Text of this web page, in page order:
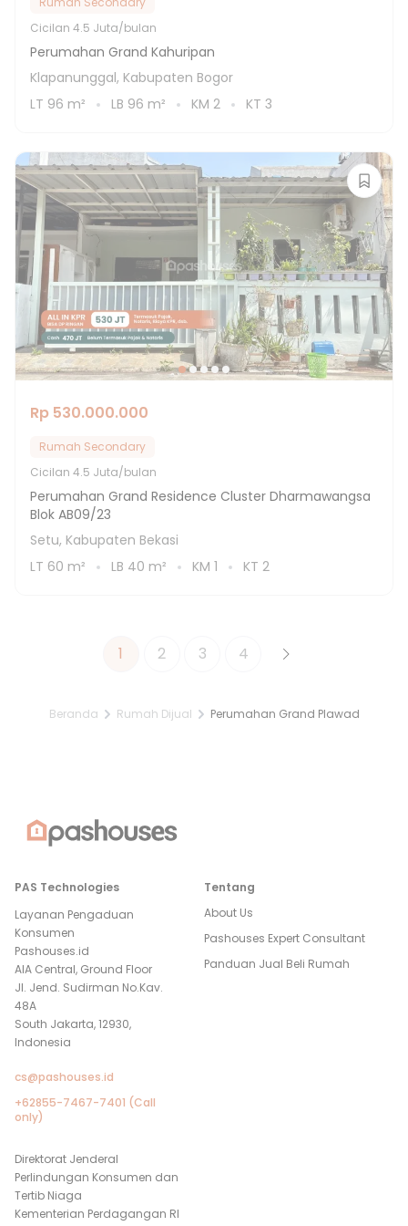
Cicilan 4.5 Juta/bulan
Perumahan Grand Kahuripan
Klapanunggal, Kabupaten Bogor
LT 96 m² LB 96 m² KM 2 KT 3
Rp 530.000.000
Rumah Secondary
Cicilan 4.5 Juta/bulan
Perumahan Grand Residence Cluster Dharmawangsa
Blok AB09/23
Setu, Kabupaten Bekasi
LT 60 m² LB 40 m² KM 1 KT 2
1 2 3 4
Beranda Rumah Dijual Perumahan Grand Plawad
PAS Technologies
Layanan Pengaduan
Konsumen
Pashouses.id
AIA Central, Ground Floor
Jl. Jend. Sudirman No.Kav.
48A
South Jakarta, 12930,
Indonesia
cs@pashouses.id
+62855-7467-7401 (Call
only)
Direktorat Jenderal
Perlindungan Konsumen dan
Tertib Niaga
Kementerian Perdagangan RI
Tentang
About Us
Pashouses Expert Consultant
Panduan Jual Beli Rumah